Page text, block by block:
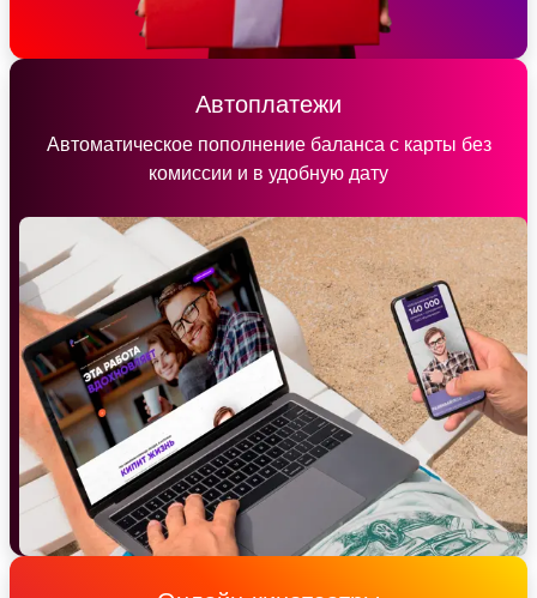
Автоплатежи
Автоматическое пополнение баланса с карты без
комиссии и в удобную дату